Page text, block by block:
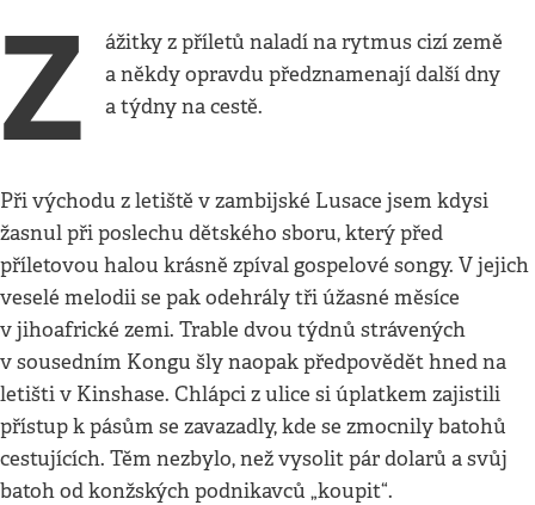
Z
ážitky z příletů naladí na rytmus cizí země
a někdy opravdu předznamenají další dny
a týdny na cestě.
Při východu z letiště v zambijské Lusace jsem kdysi
žasnul při poslechu dětského sboru, který před
příletovou halou krásně zpíval gospelové songy. V jejich
veselé melodii se pak odehrály tři úžasné měsíce
v jihoafrické zemi. Trable dvou týdnů strávených
v sousedním Kongu šly naopak předpovědět hned na
letišti v Kinshase. Chlápci z ulice si úplatkem zajistili
přístup k pásům se zavazadly, kde se zmocnily batohů
cestujících. Těm nezbylo, než vysolit pár dolarů a svůj
batoh od konžských podnikavců „koupit“.